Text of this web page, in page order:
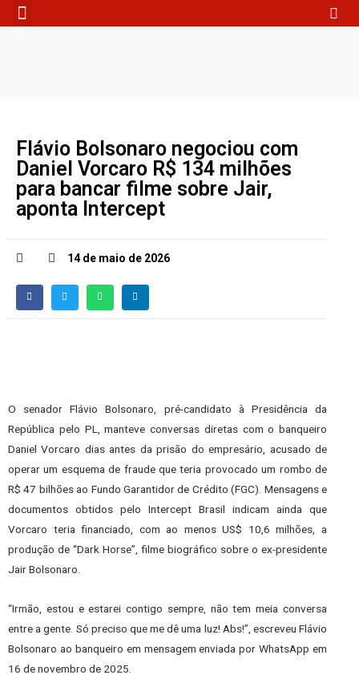
Flávio Bolsonaro negociou com
Daniel Vorcaro R$ 134 milhões
para bancar filme sobre Jair,
aponta Intercept
14 de maio de 2026
O senador Flávio Bolsonaro, pré-candidato à Presidência da
República pelo PL, manteve conversas diretas com o banqueiro
Daniel Vorcaro dias antes da prisão do empresário, acusado de
operar um esquema de fraude que teria provocado um rombo de
R$ 47 bilhões ao Fundo Garantidor de Crédito (FGC). Mensagens e
documentos obtidos pelo Intercept Brasil indicam ainda que
Vorcaro teria financiado, com ao menos US$ 10,6 milhões, a
produção de “Dark Horse”, filme biográfico sobre o ex-presidente
Jair Bolsonaro.
“Irmão, estou e estarei contigo sempre, não tem meia conversa
entre a gente. Só preciso que me dê uma luz! Abs!”, escreveu Flávio
Bolsonaro ao banqueiro em mensagem enviada por WhatsApp em
16 de novembro de 2025.